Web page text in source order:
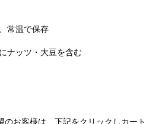
常温で保存
ナッツ・大豆を含む
のお客様は、下記をクリックしカート